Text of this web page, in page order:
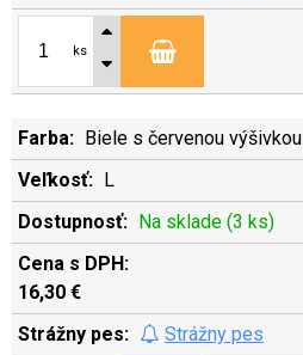
ks
Biele s červenou výšivkou
L
Na sklade (3 ks)
16,30 €
Strážny pes